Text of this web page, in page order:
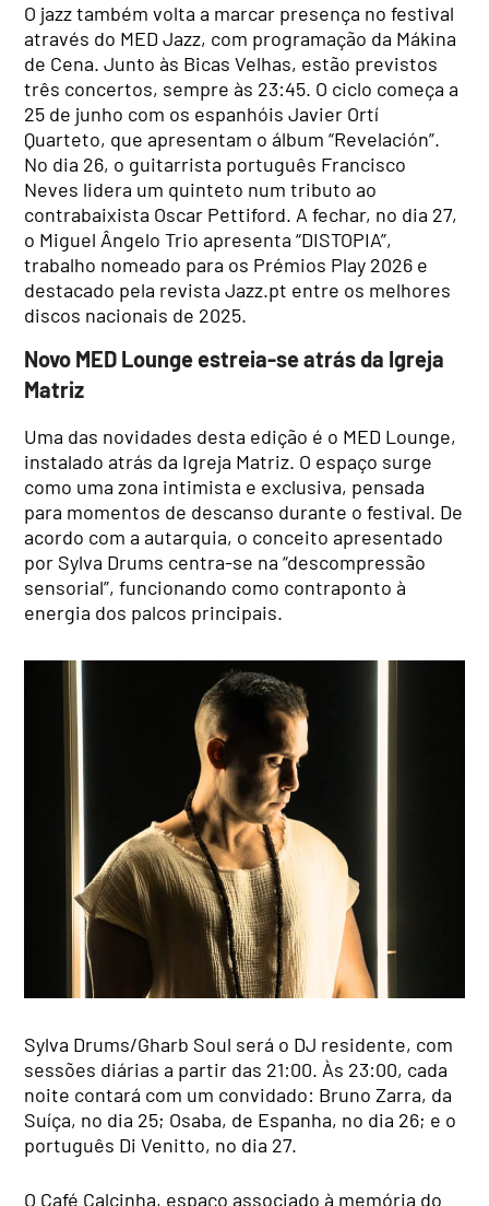
O jazz também volta a marcar presença no festival
através do MED Jazz, com programação da Mákina
de Cena. Junto às Bicas Velhas, estão previstos
três concertos, sempre às 23:45. O ciclo começa a
25 de junho com os espanhóis Javier Ortí
Quarteto, que apresentam o álbum “Revelación”.
No dia 26, o guitarrista português Francisco
Neves lidera um quinteto num tributo ao
contrabaixista Oscar Pettiford. A fechar, no dia 27,
o Miguel Ângelo Trio apresenta “DISTOPIA”,
trabalho nomeado para os Prémios Play 2026 e
destacado pela revista Jazz.pt entre os melhores
discos nacionais de 2025.
Novo MED Lounge estreia-se atrás da Igreja
Matriz
Uma das novidades desta edição é o MED Lounge,
instalado atrás da Igreja Matriz. O espaço surge
como uma zona intimista e exclusiva, pensada
para momentos de descanso durante o festival. De
acordo com a autarquia, o conceito apresentado
por Sylva Drums centra-se na “descompressão
sensorial”, funcionando como contraponto à
energia dos palcos principais.
Sylva Drums/Gharb Soul será o DJ residente, com
sessões diárias a partir das 21:00. Às 23:00, cada
noite contará com um convidado: Bruno Zarra, da
Suíça, no dia 25; Osaba, de Espanha, no dia 26; e o
português Di Venitto, no dia 27.
O Café Calcinha, espaço associado à memória do